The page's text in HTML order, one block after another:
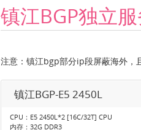
镇江BGP独立
注意：镇江bgp部分ip段屏蔽海外，
镇江BGP-E5 2450L
CPU：E5 2450L*2 [16C/32T] CPU
内存：32G DDR3